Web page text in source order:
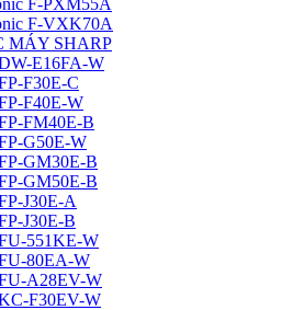
F-PXM55A
F-VXK70A
MÁY SHARP
E16FA-W
F30E-C
F40E-W
FM40E-B
G50E-W
GM30E-B
GM50E-B
J30E-A
J30E-B
551KE-W
80EA-W
A28EV-W
F30EV-W